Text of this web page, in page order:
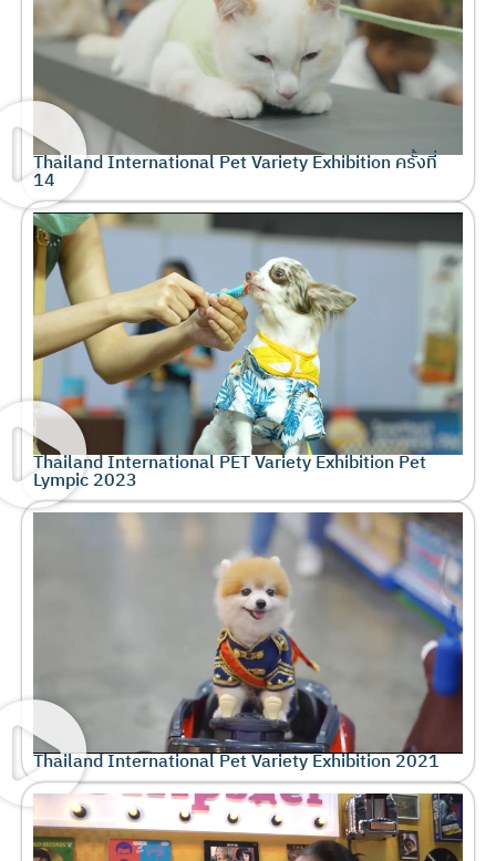
Thailand International Pet Variety Exhibition ครั้งที่
14
Thailand International PET Variety Exhibition Pet
Lympic 2023
Thailand International Pet Variety Exhibition 2021